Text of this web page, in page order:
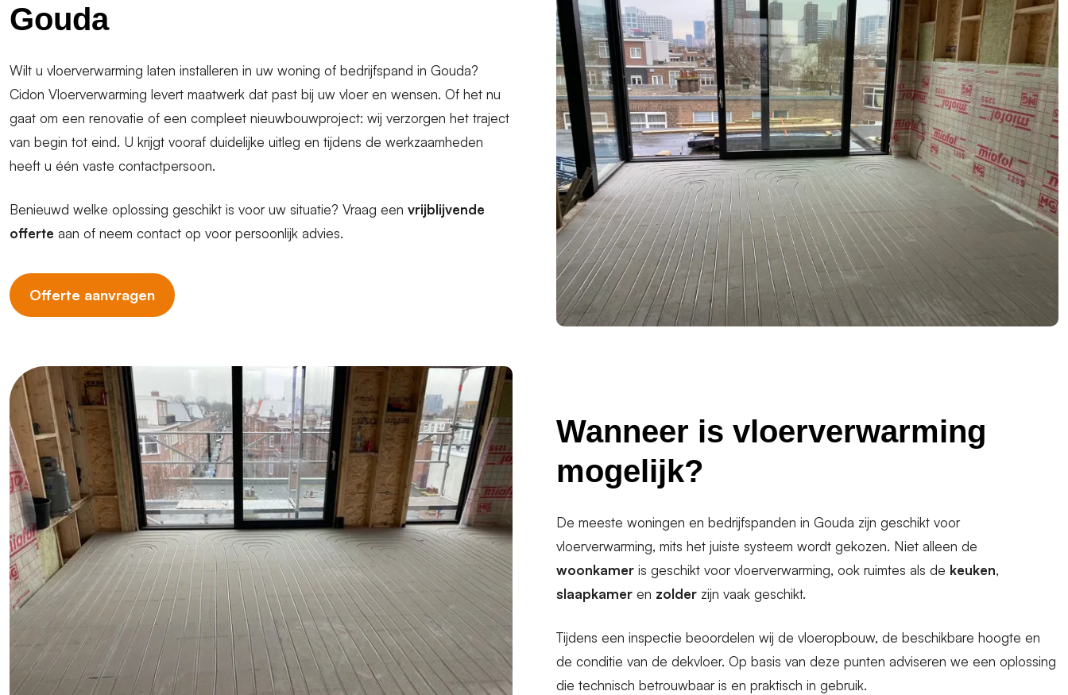
Gouda
Wilt u vloerverwarming laten installeren in uw woning of bedrijfspand in Gouda?
Cidon Vloerverwarming levert maatwerk dat past bij uw vloer en wensen. Of het nu
gaat om een renovatie of een compleet nieuwbouwproject: wij verzorgen het traject
van begin tot eind. U krijgt vooraf duidelijke uitleg en tijdens de werkzaamheden
heeft u één vaste contactpersoon.
Benieuwd welke oplossing geschikt is voor uw situatie? Vraag een vrijblijvende
offerte aan of neem contact op voor persoonlijk advies.
Offerte aanvragen
Wanneer is vloerverwarming
mogelijk?
De meeste woningen en bedrijfspanden in Gouda zijn geschikt voor
vloerverwarming, mits het juiste systeem wordt gekozen. Niet alleen de
woonkameris geschikt voor vloerverwarming, ook ruimtes als de keuken,
slaapkameren zolderzijn vaak geschikt.
Tijdens een inspectie beoordelen wij de vloeropbouw, de beschikbare hoogte en
de conditie van de dekvloer. Op basis van deze punten adviseren we een oplossing
die technisch betrouwbaar is en praktisch in gebruik.